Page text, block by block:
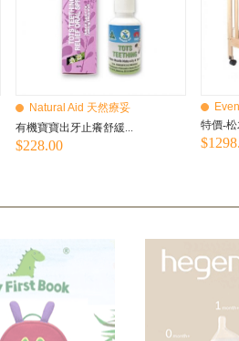
Natural Aid 天然療妥
有機寶寶出牙止癢舒緩...
$228.00
特價-